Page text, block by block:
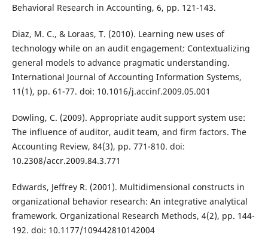
Behavioral Research in Accounting, 6, pp. 121-143.
Diaz, M. C., & Loraas, T. (2010). Learning new uses of
technology while on an audit engagement: Contextualizing
general models to advance pragmatic understanding.
International Journal of Accounting Information Systems,
11(1), pp. 61-77. doi: 10.1016/j.accinf.2009.05.001
Dowling, C. (2009). Appropriate audit support system use:
The influence of auditor, audit team, and firm factors. The
Accounting Review, 84(3), pp. 771-810. doi:
10.2308/accr.2009.84.3.771
Edwards, Jeffrey R. (2001). Multidimensional constructs in
organizational behavior research: An integrative analytical
framework. Organizational Research Methods, 4(2), pp. 144-
192. doi: 10.1177/109442810142004